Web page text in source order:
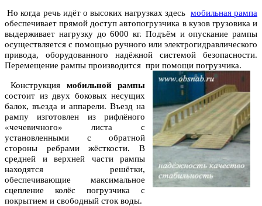
Но когда речь идёт о высоких нагрузках здесь мобильная рампа
обеспечивает прямой доступ автопогрузчика в кузов грузовика и
выдерживает нагрузку до 6000 кг. Подъём и опускание рампы
осуществляется с помощью ручного или электрогидравлического
привода, оборудованного надёжной системой безопасности.
Перемещение рампы производится при помощи погрузчика.
Конструкция мобильной рампы
состоит из двух боковых несущих
балок, въезда и аппарели. Въезд на
рампу изготовлен из рифлёного
«чечевичного» листа с
установленными с обратной
стороны ребрами жёсткости. В
средней и верхней части рампы
находятся решётки,
обеспечивающие максимальное
сцепление колёс погрузчика с
покрытием и свободный сток воды.